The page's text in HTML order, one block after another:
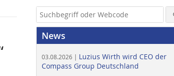
News
03.08.2026 | Luzius Wirth wird CEO der
Compass Group Deutschland